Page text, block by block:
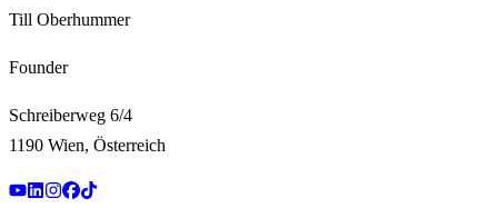
Till Oberhummer
Founder
Schreiberweg 6/4
1190 Wien, Österreich